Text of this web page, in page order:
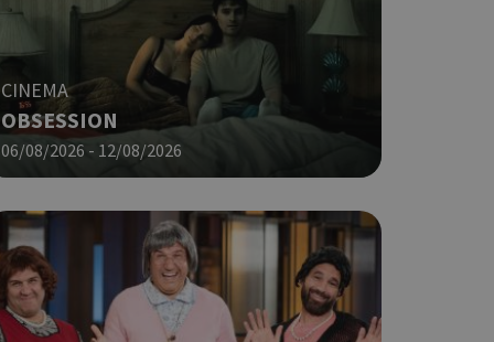
CINEMA
OBSESSION
06/08/2026 - 12/08/2026
που
για ένα
είναι
ο
ένα καλό
Google
δηλαδή να
στον χρήστη
όπως είναι το